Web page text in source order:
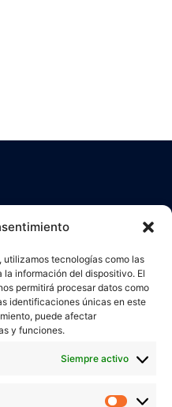
utilizamos tecnologías como las
información del dispositivo. El
permitirá procesar datos como
identificaciones únicas en este
puede afectar
y funciones.
Siempre activo